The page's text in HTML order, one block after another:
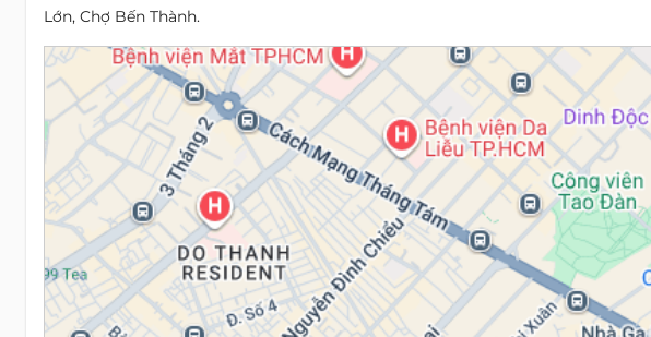
Lớn, Chợ Bến Thành.